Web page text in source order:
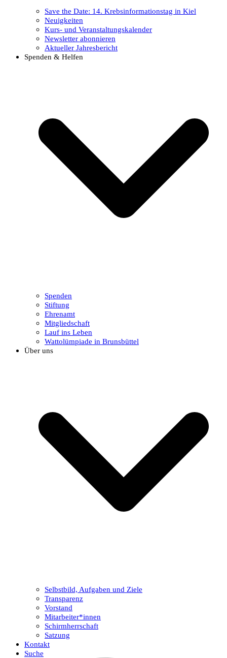
Save the Date: 14. Krebsinformationstag in Kiel
Neuigkeiten
Kurs- und Veranstaltungskalender
Newsletter abonnieren
Aktueller Jahresbericht
Spenden & Helfen
Spenden
Stiftung
Ehrenamt
Mitgliedschaft
Lauf ins Leben
Wattolümpiade in Brunsbüttel
Über uns
Selbstbild, Aufgaben und Ziele
Transparenz
Vorstand
Mitarbeiter*innen
Schirmherrschaft
Satzung
Kontakt
Suche